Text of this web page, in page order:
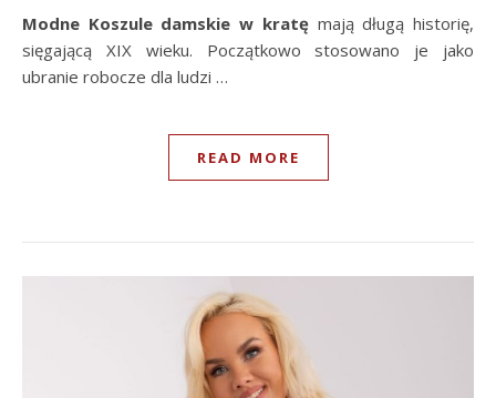
Modne Koszule damskie w kratęmają długą historię,
sięgającą XIX wieku. Początkowo stosowano je jako
ubranie robocze dla ludzi …
READ MORE